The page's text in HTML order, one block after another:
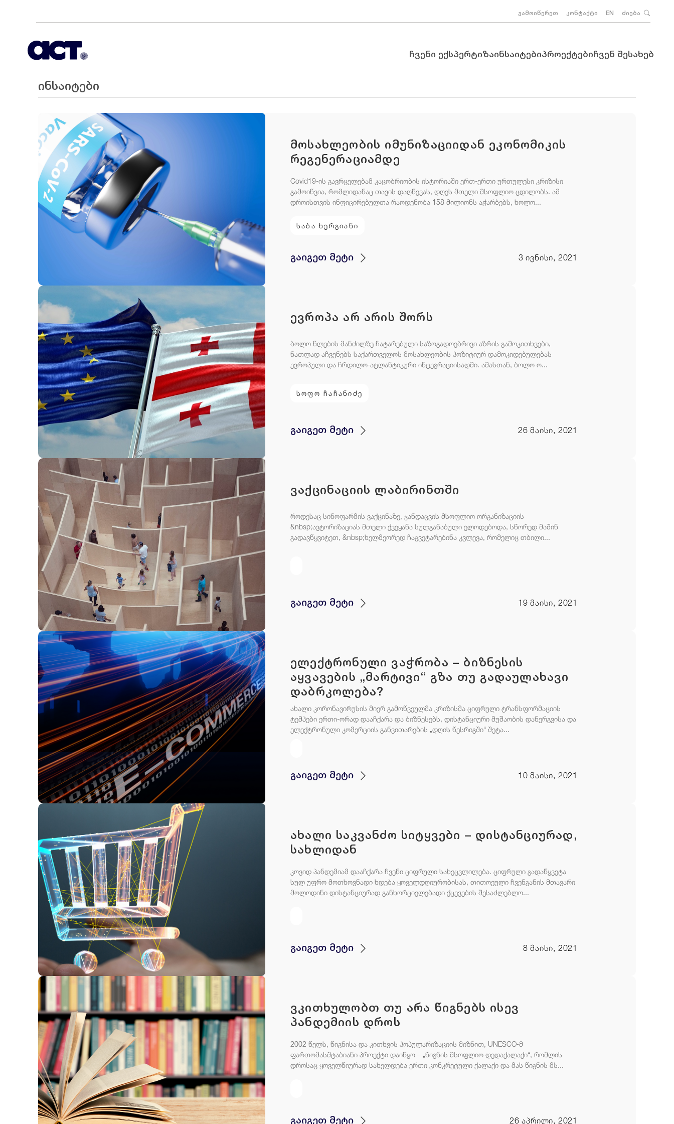
გამოიწერეთ კონტაქტი EN ძიება
ჩვენი ექსპერტიზაინსაიტებიპროექტებიჩვენ შესახებ
ინსაიტები
მოსახლეობის იმუნიზაციიდან ეკონომიკის
რეგენერაციამდე
Covid19-ის გავრცელებამ კაცობრიობის ისტორიაში ერთ-ერთი ურთულესი კრიზისი
გამოიწვია, რომლიდანაც თავის დაღწევას, დღეს მთელი მსოფლიო ცდილობს. ამ
დროისთვის ინფიცირებულთა რაოდენობა 158 მილიონს აჭარბებს, ხოლო...
საბა ხერგიანი
გაიგეთ მეტი 3 ივნისი, 2021
ევროპა არ არის შორს
ბოლო წლების მანძილზე ჩატარებული საზოგადოებრივი აზრის გამოკითხვები,
ნათლად აჩვენებს საქართველოს მოსახლეობის პოზიტიურ დამოკიდებულებას
ევროპული და ჩრდილო-ატლანტიკური ინტეგრაციისადმი. ამასთან, ბოლო ო...
სოფო ჩაჩანიძე
გაიგეთ მეტი 26 მაისი, 2021
ვაქცინაციის ლაბირინთში
როდესაც სინოფარმის ვაქცინაზე, ჯანდაცვის მსოფლიო ორგანიზაციის
&nbsp;ავტორიზაციას მთელი ქვეყანა სულგანაბული ელოდებოდა, სწორედ მაშინ
გადავწყვიტეთ, &nbsp;ხელმეორედ ჩაგვეტარებინა კვლევა, რომელიც თბილი...
გაიგეთ მეტი 19 მაისი, 2021
ელექტრონული ვაჭრობა – ბიზნესის
აყვავების „მარტივი“ გზა თუ გადაულახავი
დაბრკოლება?
ახალი კორონავირუსის მიერ გამოწვეულმა კრიზისმა ციფრული ტრანსფორმაციის
ტემპები ერთი-ორად დააჩქარა და ბიზნესებს, დისტანციური მუშაობის დანერგვისა და
ელექტრონული კომერციის განვითარების „დღის წესრიგში“ შეტა...
გაიგეთ მეტი 10 მაისი, 2021
ახალი საკვანძო სიტყვები – დისტანციურად,
სახლიდან
კოვიდ პანდემიამ დააჩქარა ჩვენი ციფრული სახეცვლილება. ციფრული გადაწყვეტა
სულ უფრო მოთხოვნადი ხდება ყოველდღიურობისას, თითოეული ჩვენგანის მთავარი
მოლოდინი დისტანციურად განხორციელებადი ქცევების შესაძლებლო...
გაიგეთ მეტი 8 მაისი, 2021
ვკითხულობთ თუ არა წიგნებს ისევ
პანდემიის დროს
2002 წელს, წიგნისა და კითხვის პოპულარიზაციის მიზნით, UNESCO-მ
ფართომასშტაბიანი პროექტი დაიწყო – „წიგნის მსოფლიო დედაქალაქი“, რომლის
დროსაც ყოველწიურად სახელდება ერთი კონკრეტული ქალაქი და მას წიგნის მს...
გაიგეთ მეტი 26 აპრილი, 2021